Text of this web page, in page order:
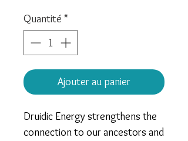
Quantité *
Ajouter au panier
Druidic Energy strengthens the
connection to our ancestors and